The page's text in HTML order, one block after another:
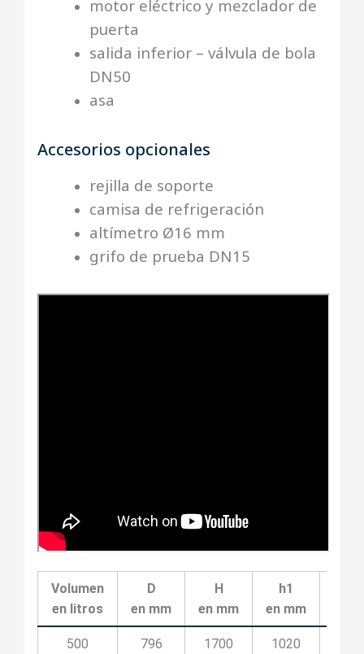
motor eléctrico y mezclador de
puerta
salida inferior – válvula de bola
DN50
asa
Accesorios opcionales
rejilla de soporte
camisa de refrigeración
altímetro Ø16 mm
grifo de prueba DN15
Volumen
en litros
D
en mm
H
en mm
h1
en mm
500 796 1700 1020